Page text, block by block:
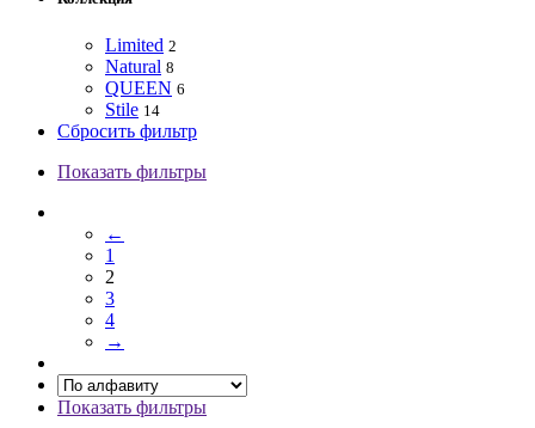
Limited 2
Natural 8
QUEEN 6
Stile 14
Сбросить фильтр
Показать фильтры
←
1
2
3
4
→
Показать фильтры